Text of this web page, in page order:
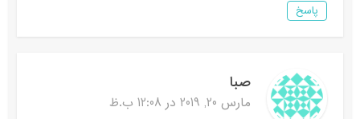
پاسخ
صبا
مارس 20, 2019 در 12:08 ب.ظ